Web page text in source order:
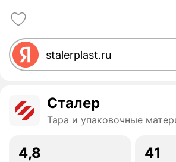
Сталер
Тара и упаковочные
4,8 41